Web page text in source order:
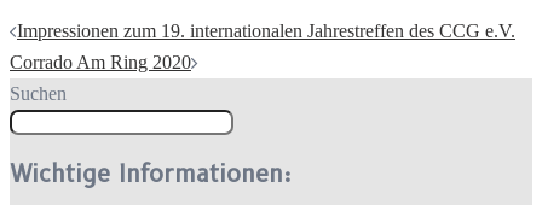
Beitragsnavigation
Impressionen zum 19. internationalen Jahrestreffen des CCG e.V.
Corrado Am Ring 2020
Suchen
Wichtige Informationen: